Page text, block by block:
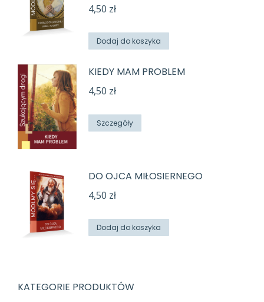
4,50 zł
Dodaj do koszyka
KIEDY MAM PROBLEM
4,50 zł
Szczegóły
DO OJCA MIŁOSIERNEGO
4,50 zł
Dodaj do koszyka
KATEGORIE PRODUKTÓW